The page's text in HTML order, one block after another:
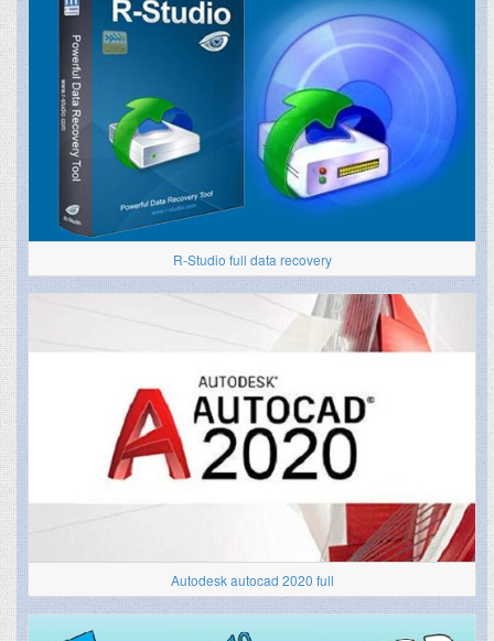
R-Studio full data recovery
Autodesk autocad 2020 full